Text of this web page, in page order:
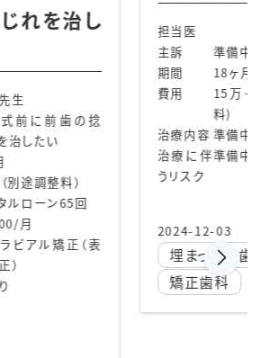
担当医
期間
18ヶ月
費用
15万+tax (別途調整
料)
治療内容
治療に伴
うリスク
2024-12-03
埋まった奥歯の廷出
担
期間
費用
治
う